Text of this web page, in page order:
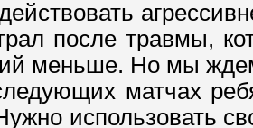
после травмы,
меньше. Но мы
матчах
использовать